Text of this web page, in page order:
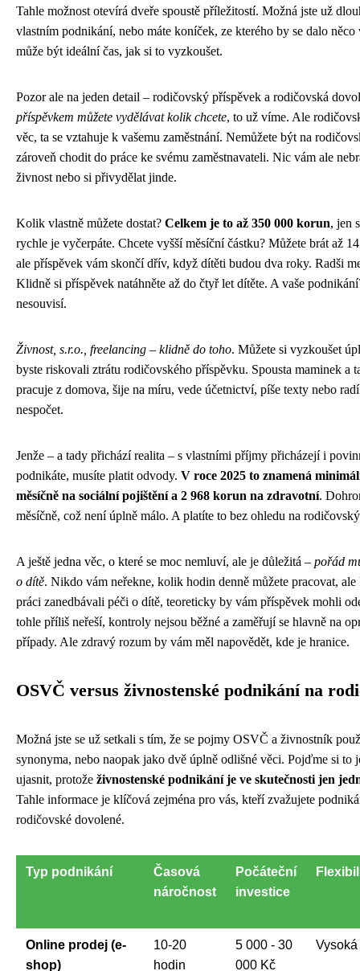
Tahle možnost otevírá dveře spoustě příležitostí. Možná jste už
vlastním podnikání, nebo máte koníček, ze kterého by se dalo
může být ideální čas, jak si to vyzkoušet.
Pozor ale na jeden detail – rodičovský příspěvek a rodičovská
příspěvkem můžete vydělávat kolik chcete, to už víme. Ale
věc, ta se vztahuje k vašemu zaměstnání. Nemůžete být na
zároveň chodit do práce ke svému zaměstnavateli. Nic vám ale
živnost nebo si přivydělat jinde.
Kolik vlastně můžete dostat? Celkem je to až 350 000 korun, jen
rychle je vyčerpáte. Chcete vyšší měsíční částku? Můžete brát až
ale příspěvek vám skončí dřív, když dítěti budou dva roky. Radši
Klidně si příspěvek natáhněte až do čtyř let dítěte. A vaše
nesouvisí.
Živnost, s.r.o., freelancing – klidně do toho. Můžete si vyzkoušet
byste riskovali ztrátu rodičovského příspěvku. Spousta maminek a
pracuje z domova, šije na míru, vede účetnictví, píše texty nebo
nespočet.
Jenže – a tady přichází realita – s vlastními příjmy přicházejí i
podnikáte, musíte platit odvody. V roce 2025 to znamená
měsíčně na sociální pojištění a 2 968 korun na zdravotní.
měsíčně, což není úplně málo. A platíte to bez ohledu na
A ještě jedna věc, o které se moc nemluví, ale je důležitá – pořád
o dítě. Nikdo vám neřekne, kolik hodin denně můžete pracovat,
práci zanedbávali péči o dítě, teoreticky by vám příspěvek mohli
tohle příliš neřeší, kontroly nejsou běžné a zaměřují se hlavně na
případy. Ale zdravý rozum by vám měl napovědět, kde je hranice.
OSVČ versus živnostenské podnikání na
Možná jste se už setkali s tím, že se pojmy OSVČ a živnostník
synonyma, nebo naopak jako dvě úplně odlišné věci. Pojďme si to
ujasnit, protože živnostenské podnikání je ve skutečnosti jen
Tahle informace je klíčová zejména pro vás, kteří zvažujete
rodičovské dovolené.
Typ podnikání
Časová
náročnost
Počáteční
investice
Online prodej (e-
shop)
10-20
hodin
5 000 - 30
000 Kč
Vysoká